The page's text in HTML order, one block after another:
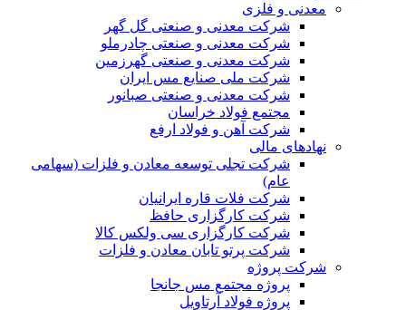
معدنی و فلزی
شرکت معدنی و صنعتی گل گهر
شرکت معدنی و صنعتی چادرملو
شرکت معدنی و صنعتی گهرزمین
شرکت ملی صنایع مس ایران
شرکت معدنی و صنعتی صبانور
مجتمع فولاد خراسان
شرکت آهن و فولاد ارفع
نهادهای مالی
شرکت تجلی توسعه معادن و فلزات (سهامی
عام)
شرکت فلات قاره ایرانیان
شرکت کارگزاری حافظ
شرکت کارگزاری سی ولکس کالا
شرکت پرتو تابان معادن و فلزات
شرکت پروژه
پروژه مجتمع مس جانجا
پروژه فولاد آرتاویل